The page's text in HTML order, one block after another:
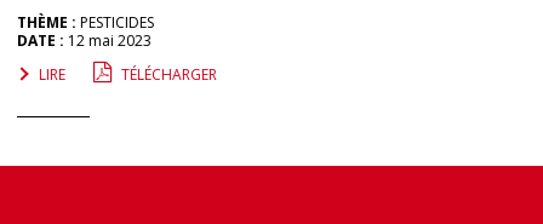
THÈME : PESTICIDES
DATE : 12 mai 2023
LIRE
TÉLÉCHARGER